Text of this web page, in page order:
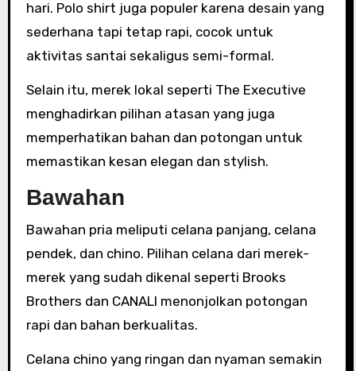
hari. Polo shirt juga populer karena desain yang
sederhana tapi tetap rapi, cocok untuk
aktivitas santai sekaligus semi-formal.
Selain itu, merek lokal seperti The Executive
menghadirkan pilihan atasan yang juga
memperhatikan bahan dan potongan untuk
memastikan kesan elegan dan stylish.
Bawahan
Bawahan pria meliputi celana panjang, celana
pendek, dan chino. Pilihan celana dari merek-
merek yang sudah dikenal seperti Brooks
Brothers dan CANALI menonjolkan potongan
rapi dan bahan berkualitas.
Celana chino yang ringan dan nyaman semakin